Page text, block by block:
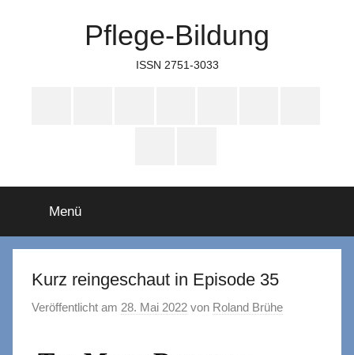
Pflege-Bildung
ISSN 2751-3033
Menü
Kurz reingeschaut in Episode 35
Veröffentlicht am 28. Mai 2022 von Roland Brühe